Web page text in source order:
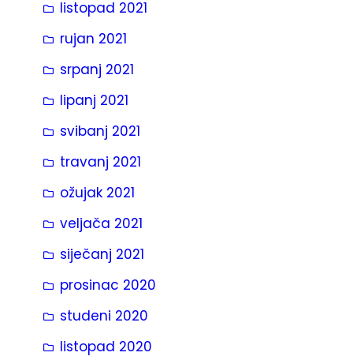
listopad 2021
rujan 2021
srpanj 2021
lipanj 2021
svibanj 2021
travanj 2021
ožujak 2021
veljača 2021
siječanj 2021
prosinac 2020
studeni 2020
listopad 2020